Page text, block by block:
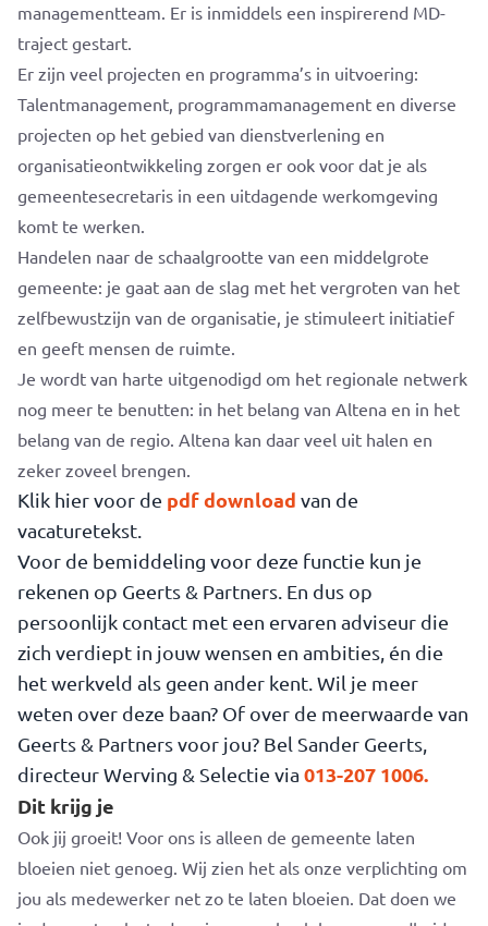
managementteam. Er is inmiddels een inspirerend MD-
traject gestart.
Er zijn veel projecten en programma’s in uitvoering:
Talentmanagement, programmamanagement en diverse
projecten op het gebied van dienstverlening en
organisatieontwikkeling zorgen er ook voor dat je als
gemeentesecretaris in een uitdagende werkomgeving
komt te werken.
Handelen naar de schaalgrootte van een middelgrote
gemeente: je gaat aan de slag met het vergroten van het
zelfbewustzijn van de organisatie, je stimuleert initiatief
en geeft mensen de ruimte.
Je wordt van harte uitgenodigd om het regionale netwerk
nog meer te benutten: in het belang van Altena en in het
belang van de regio. Altena kan daar veel uit halen en
zeker zoveel brengen.
Klik hier voor de pdf download van de
vacaturetekst.
Voor de bemiddeling voor deze functie kun je
rekenen op Geerts & Partners. En dus op
persoonlijk contact met een ervaren adviseur die
zich verdiept in jouw wensen en ambities, én die
het werkveld als geen ander kent. Wil je meer
weten over deze baan? Of over de meerwaarde van
Geerts & Partners voor jou? Bel Sander Geerts,
directeur Werving & Selectie via 013-207 1006.
Dit krijg je
Ook jij groeit! Voor ons is alleen de gemeente laten
bloeien niet genoeg. Wij zien het als onze verplichting om
jou als medewerker net zo te laten bloeien. Dat doen we